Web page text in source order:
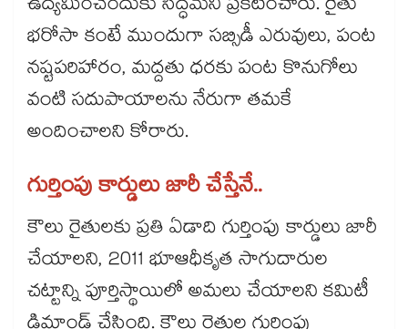
భరోసా కంటే ముందుగా సబ్సిడీ ఎరువులు, పంట
నష్టపరిహారం, మద్దతు ధరకు పంట కొనుగోలు
వంటి సదుపాయాలను నేరుగా తమకే
అందించాలని కోరారు.
గుర్తింపు కార్డులు జారీ చేస్తేనే..
కౌలు రైతులకు ప్రతి ఏడాది గుర్తింపు కార్డులు జారీ
చేయాలని, 2011 భూఆధీకృత సాగుదారుల
చట్టాన్ని పూర్తిస్థాయిలో అమలు చేయాలని కమిటీ